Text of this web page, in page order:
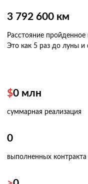
3 792 600 км
Расстояние
Это как 5 раз до луны и
$0 млн
суммарная реализация
0
выполненных контракта